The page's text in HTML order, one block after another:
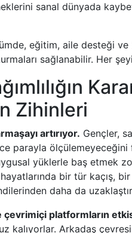
sanal dünyada
eğitim, aile desteği
sağlanabilir. Her
Zihinleri
artırıyor. Gençler,
parayla
yüklerle baş etmek
bir tür kaçış,
daha da
çevrimiçi platformların
kalıyorlar. Arkadaş